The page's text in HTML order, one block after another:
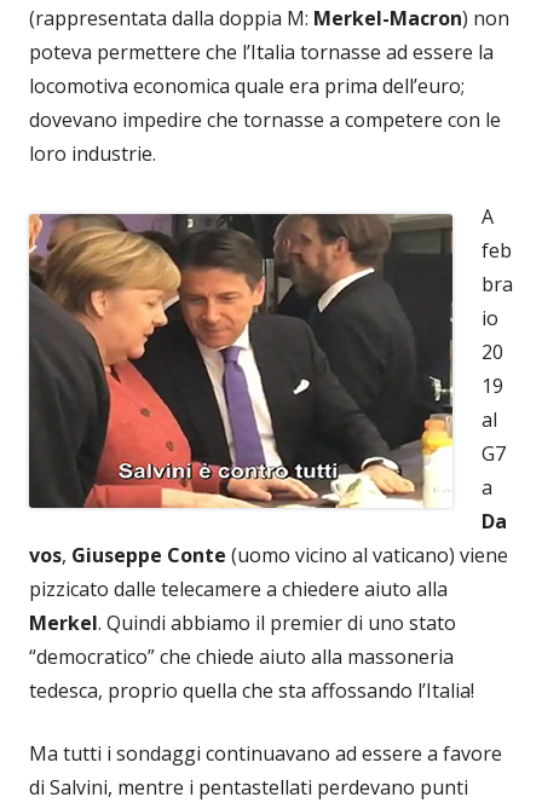
(rappresentata dalla doppia M: Merkel-Macron) non
poteva permettere che l’Italia tornasse ad essere la
locomotiva economica quale era prima dell’euro;
dovevano impedire che tornasse a competere con le
loro industrie.
A
feb
bra
io
20
19
al
G7
a
Da
vos, Giuseppe Conte (uomo vicino al vaticano) viene
pizzicato dalle telecamere a chiedere aiuto alla
Merkel. Quindi abbiamo il premier di uno stato
“democratico” che chiede aiuto alla massoneria
tedesca, proprio quella che sta affossando l’Italia!
Ma tutti i sondaggi continuavano ad essere a favore
di Salvini, mentre i pentastellati perdevano punti